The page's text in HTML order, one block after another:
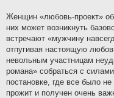
Женщин «любовь-проект»
них может возникнуть
встречают «мужчину
отпугивая настоящую
невольным участницам
романа» собраться с
постановке, где все было
прожит и получен очень